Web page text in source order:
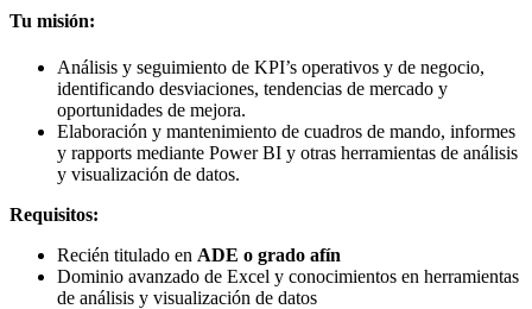
Tu misión:
Análisis y seguimiento de KPI’s operativos y de negocio,
identificando desviaciones, tendencias de mercado y
oportunidades de mejora.
Elaboración y mantenimiento de cuadros de mando, informes
y rapports mediante Power BI y otras herramientas de análisis
y visualización de datos.
Requisitos:
Recién titulado en ADE o grado afín
Dominio avanzado de Excel y conocimientos en herramientas
de análisis y visualización de datos